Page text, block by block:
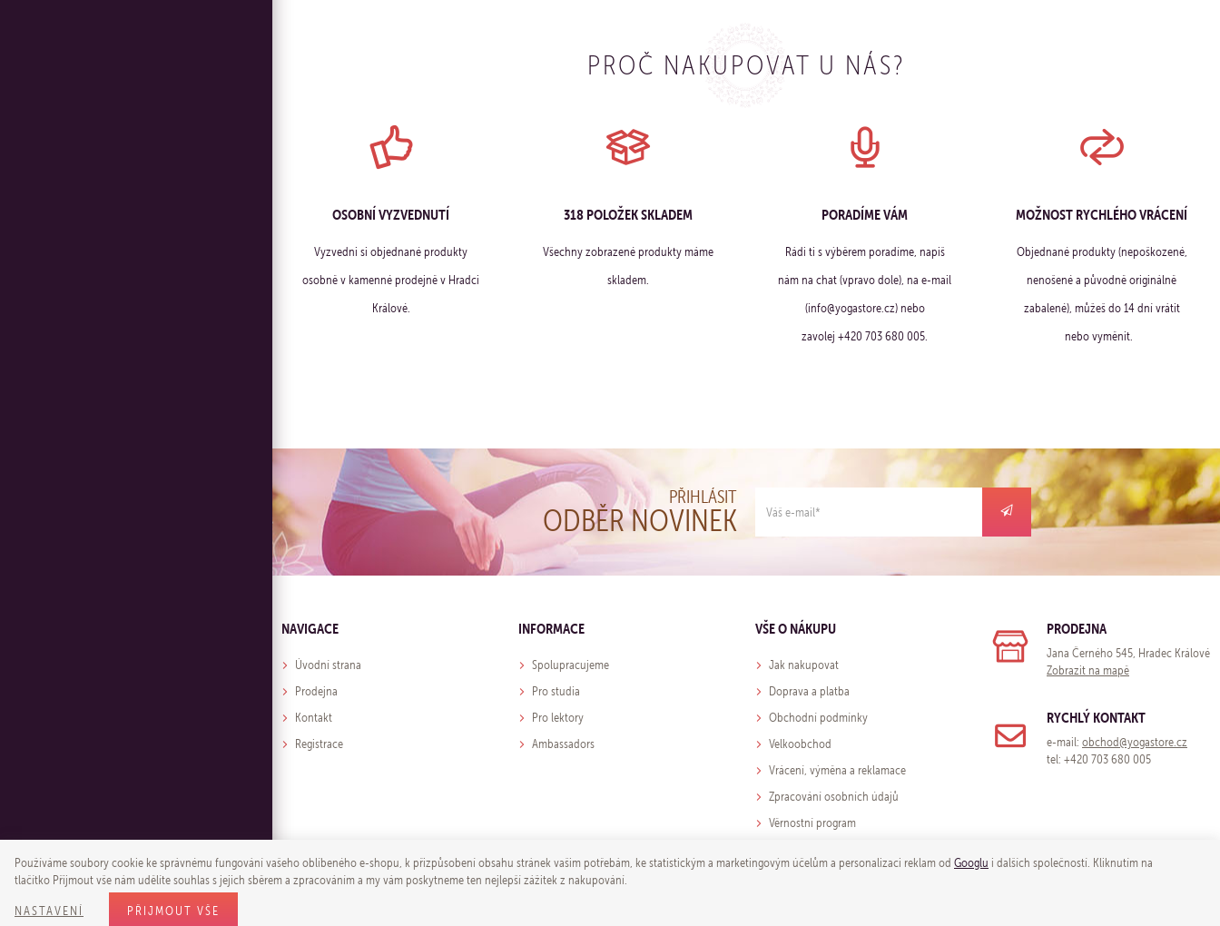
PROČ NAKUPOVAT U NÁS?
OSOBNÍ VYZVEDNUTÍ
Vyzvedni si objednané produkty
osobně v kamenné prodejně v Hradci
Králové.
318 POLOŽEK SKLADEM
Všechny zobrazené produkty máme
skladem.
PORADÍME VÁM
Rádi ti s výběrem poradíme, napiš
nám na chat (vpravo dole), na e-mail
(info@yogastore.cz) nebo
zavolej +420 703 680 005.
MOŽNOST RYCHLÉHO VRÁCENÍ
Objednané produkty (nepoškozené,
nenošené a původně originálně
zabalené), můžeš do 14 dní vrátit
nebo vyměnit.
PŘIHLÁSIT
ODBĚR NOVINEK
NAVIGACE
Úvodní strana
Prodejna
Kontakt
Registrace
INFORMACE
Spolupracujeme
Pro studia
Pro lektory
Ambassadors
VŠE O NÁKUPU
Jak nakupovat
Doprava a platba
Obchodní podmínky
Velkoobchod
Vrácení, výměna a reklamace
Zpracování osobních údajů
Věrnostní program
PRODEJNA
Jana Černého 545, Hradec Králové
Zobrazit na mapě
RYCHLÝ KONTAKT
e-mail: obchod@yogastore.cz
tel: +420 703 680 005
Používáme soubory cookie ke správnému fungování vašeho oblíbeného e-shopu, k přizpůsobení obsahu stránek vašim potřebám, ke statistickým a marketingovým účelům a personalizaci reklam od Googlu i dalších společností. Kliknutím na
tlačítko Přijmout vše nám udělíte souhlas s jejich sběrem a zpracováním a my vám poskytneme ten nejlepší zážitek z nakupování.
NASTAVENÍ
PŘIJMOUT VŠE